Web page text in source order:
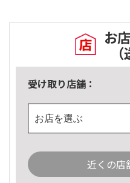
お
受け取り店舗：
お店を選ぶ
近くの店